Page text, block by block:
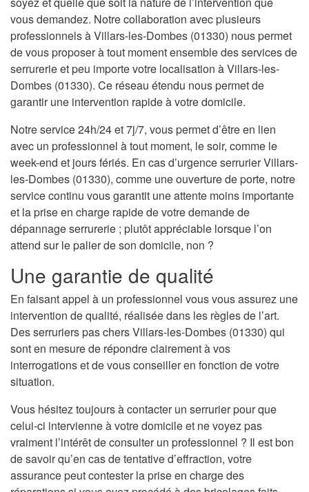
vous demandez. Notre collaboration avec plusieurs
professionnels à Villars-les-Dombes (01330) nous permet
de vous proposer à tout moment ensemble des services de
serrurerie et peu importe votre localisation à Villars-les-
Dombes (01330). Ce réseau étendu nous permet de
garantir une intervention rapide à votre domicile.
Notre service 24h/24 et 7j/7, vous permet d’être en lien
avec un professionnel à tout moment, le soir, comme le
week-end et jours fériés. En cas d’urgence serrurier Villars-
les-Dombes (01330), comme une ouverture de porte, notre
service continu vous garantit une attente moins importante
et la prise en charge rapide de votre demande de
dépannage serrurerie ; plutôt appréciable lorsque l’on
attend sur le palier de son domicile, non ?
Une garantie de qualité
En faisant appel à un professionnel vous vous assurez une
intervention de qualité, réalisée dans les règles de l’art.
Des serruriers pas chers Villars-les-Dombes (01330) qui
sont en mesure de répondre clairement à vos
interrogations et de vous conseiller en fonction de votre
situation.
Vous hésitez toujours à contacter un serrurier pour que
celui-ci intervienne à votre domicile et ne voyez pas
vraiment l’intérêt de consulter un professionnel ? Il est bon
de savoir qu’en cas de tentative d’effraction, votre
assurance peut contester la prise en charge des